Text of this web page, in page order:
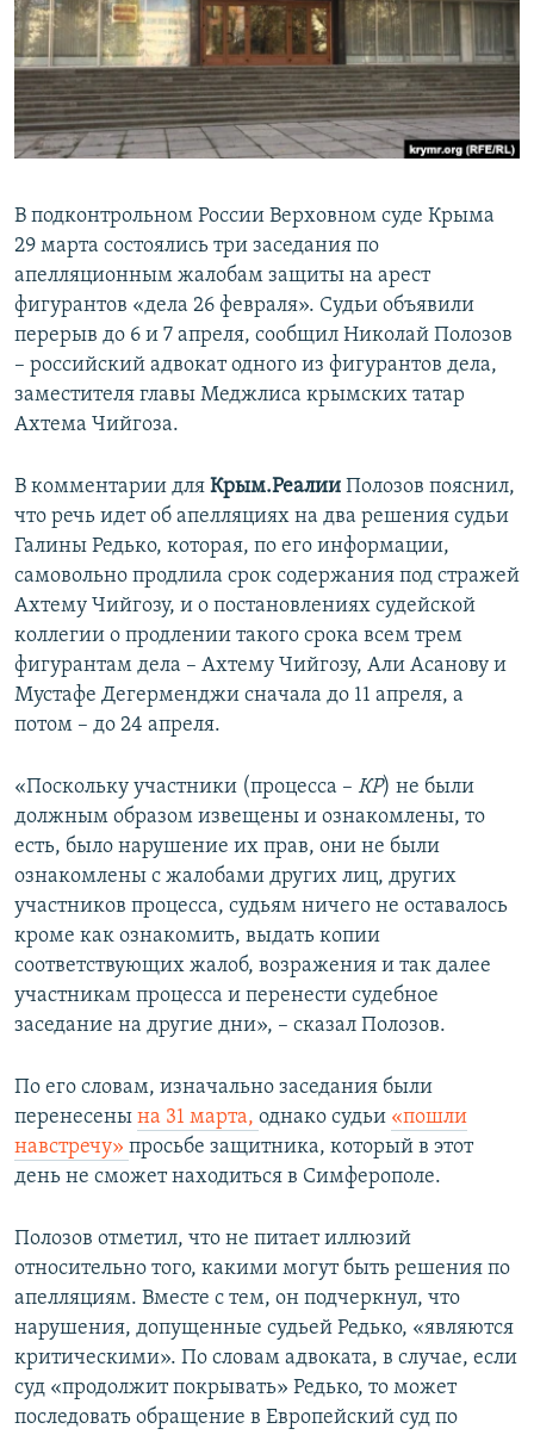
ПОБЕДИТЕЛЕЙ НЕ СУДЯТ?
КРЫМ.НЕПОКОРЕННЫЙ
ELIFBE
УКРАИНСКАЯ ПРОБЛЕМА КРЫМА
ПРИСОЕДИНЯЙТЕСЬ!
В подконтрольном России Верховном суде Крыма
29 марта состоялись три заседания по
апелляционным жалобам защиты на арест
фигурантов «дела 26 февраля». Судьи объявили
перерыв до 6 и 7 апреля, сообщил Николай Полозов
– российский адвокат одного из фигурантов дела,
заместителя главы Меджлиса крымских татар
Ахтема Чийгоза.
В комментарии для Крым.Реалии Полозов пояснил,
что речь идет об апелляциях на два решения судьи
Галины Редько, которая, по его информации,
самовольно продлила срок содержания под стражей
Ахтему Чийгозу, и о постановлениях судейской
коллегии о продлении такого срока всем трем
фигурантам дела – Ахтему Чийгозу, Али Асанову и
Мустафе Дегерменджи сначала до 11 апреля, а
потом – до 24 апреля.
«Поскольку участники (процесса – КР) не были
должным образом извещены и ознакомлены, то
есть, было нарушение их прав, они не были
ознакомлены с жалобами других лиц, других
участников процесса, судьям ничего не оставалось
кроме как ознакомить, выдать копии
соответствующих жалоб, возражения и так далее
участникам процесса и перенести судебное
заседание на другие дни», – сказал Полозов.
По его словам, изначально заседания были
перенесены на 31 марта, однако судьи «пошли
навстречу» просьбе защитника, который в этот
день не сможет находиться в Симферополе.
Полозов отметил, что не питает иллюзий
относительно того, какими могут быть решения по
апелляциям. Вместе с тем, он подчеркнул, что
нарушения, допущенные судьей Редько, «являются
критическими». По словам адвоката, в случае, если
суд «продолжит покрывать» Редько, то может
последовать обращение в Европейский суд по